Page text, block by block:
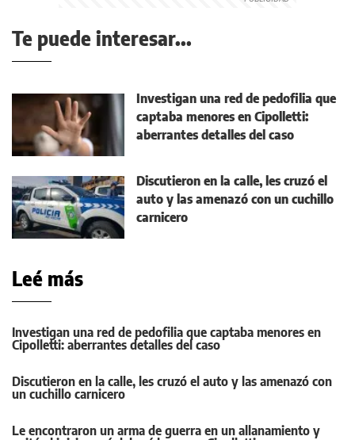
Te puede interesar...
Investigan una red de pedofilia que
captaba menores en Cipolletti:
aberrantes detalles del caso
Discutieron en la calle, les cruzó el
auto y las amenazó con un cuchillo
carnicero
Leé más
Investigan una red de pedofilia que captaba menores en
Cipolletti: aberrantes detalles del caso
Discutieron en la calle, les cruzó el auto y las amenazó con
un cuchillo carnicero
Le encontraron un arma de guerra en un allanamiento y